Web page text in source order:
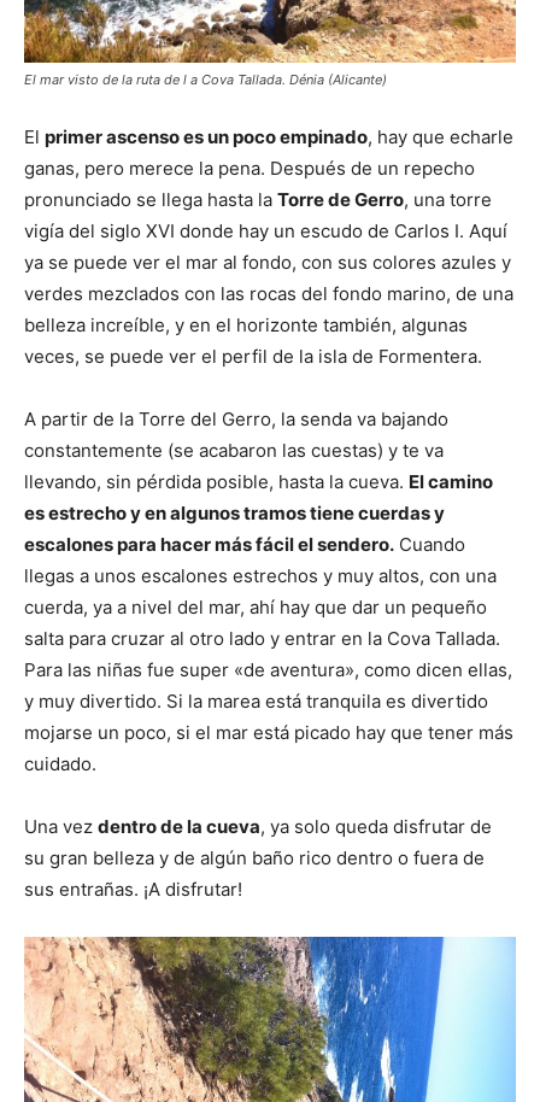
El mar visto de la ruta de l a Cova Tallada. Dénia (Alicante)
El primer ascenso es un poco empinado, hay que echarle
ganas, pero merece la pena. Después de un repecho
pronunciado se llega hasta la Torre de Gerro, una torre
vigía del siglo XVI donde hay un escudo de Carlos I. Aquí
ya se puede ver el mar al fondo, con sus colores azules y
verdes mezclados con las rocas del fondo marino, de una
belleza increíble, y en el horizonte también, algunas
veces, se puede ver el perfil de la isla de Formentera.
A partir de la Torre del Gerro, la senda va bajando
constantemente (se acabaron las cuestas) y te va
llevando, sin pérdida posible, hasta la cueva. El camino
es estrecho y en algunos tramos tiene cuerdas y
escalones para hacer más fácil el sendero. Cuando
llegas a unos escalones estrechos y muy altos, con una
cuerda, ya a nivel del mar, ahí hay que dar un pequeño
salta para cruzar al otro lado y entrar en la Cova Tallada.
Para las niñas fue super «de aventura», como dicen ellas,
y muy divertido. Si la marea está tranquila es divertido
mojarse un poco, si el mar está picado hay que tener más
cuidado.
Una vez dentro de la cueva, ya solo queda disfrutar de
su gran belleza y de algún baño rico dentro o fuera de
sus entrañas. ¡A disfrutar!